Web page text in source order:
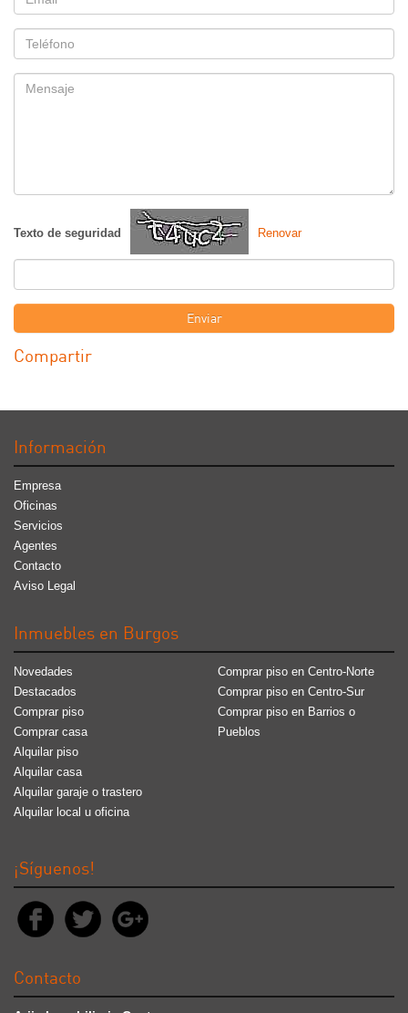
Telefono
Mensaje
Texto de seguridad Renovar
Enviar
Compartir
Información
Empresa
Oficinas
Servicios
Agentes
Contacto
Aviso Legal
Inmuebles en Burgos
Novedades
Destacados
Comprar piso
Comprar casa
Alquilar piso
Alquilar casa
Alquilar garaje o trastero
Alquilar local u oficina
Comprar piso en Centro-Norte
Comprar piso en Centro-Sur
Comprar piso en Barrios o
Pueblos
¡Síguenos!
Contacto